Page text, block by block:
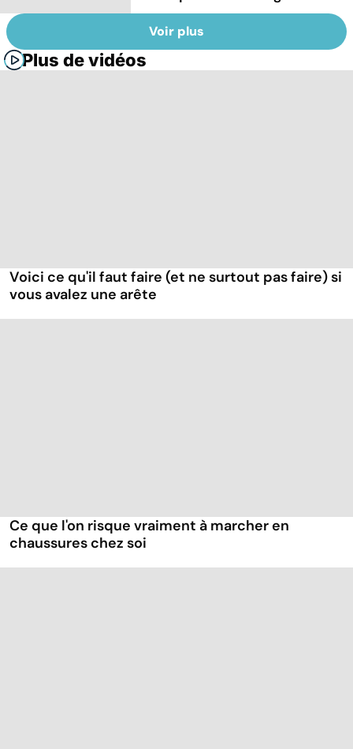
Voir plus
Plus de vidéos
Voici ce qu'il faut faire (et ne surtout pas faire) si
vous avalez une arête
Ce que l'on risque vraiment à marcher en
chaussures chez soi